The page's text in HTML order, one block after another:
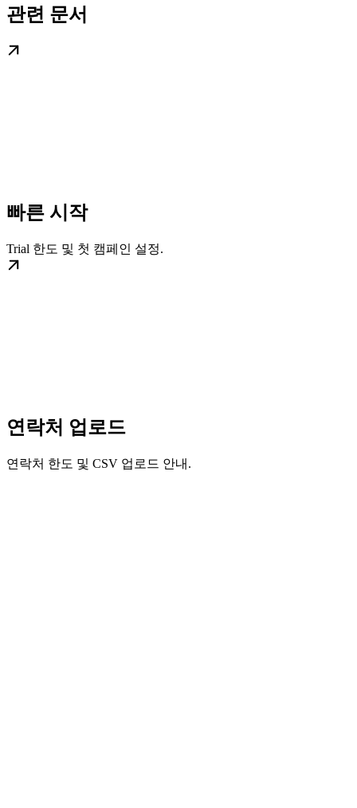
관련 문서
빠른 시작
Trial 한도 및 첫 캠페인 설정.
연락처 업로드
연락처 한도 및 CSV 업로드 안내.